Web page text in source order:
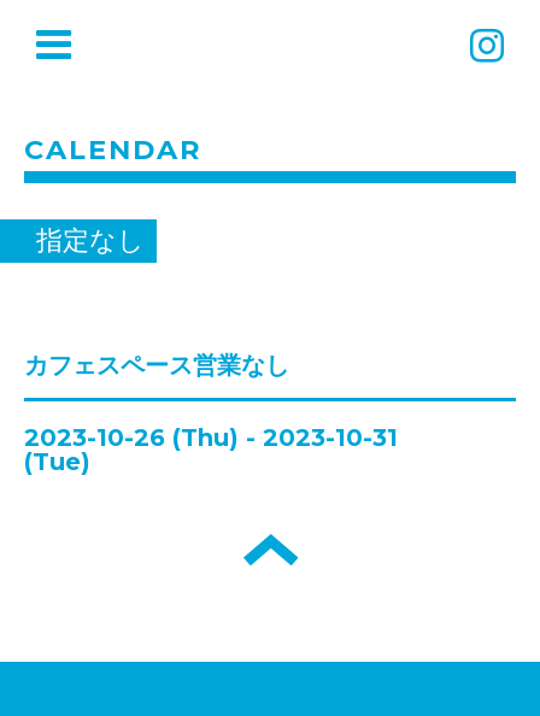
CALENDAR
指定なし
カフェスペース営業なし
2023-10-26 (Thu) - 2023-10-31
(Tue)